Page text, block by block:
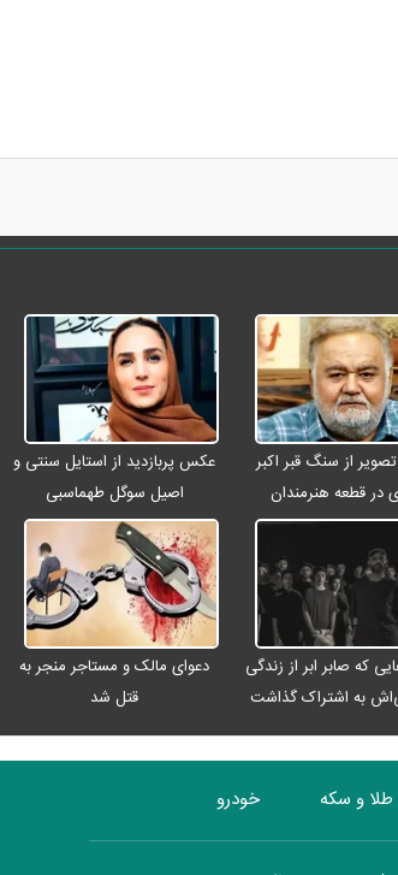
از سنگ قبر اکبر
در قطعه هنرمندان
عکس پربازدید از استایل سنتی و
اصیل سوگل طهماسبی
که صابر ابر از زندگی
به اشتراک گذاشت
دعوای مالک و مستاجر منجر به
قتل شد
طلا و سکه خودرو